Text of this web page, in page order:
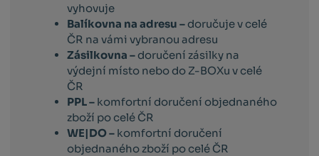
vyhovuje
Balíkovna na adresu – doručuje v celé
ČR na vámi vybranou adresu
Zásilkovna – doručení zásilky na
výdejní místo nebo do Z-BOXu v celé
ČR
PPL – komfortní doručení objednaného
zboží po celé ČR
WE|DO – komfortní doručení
objednaného zboží po celé ČR